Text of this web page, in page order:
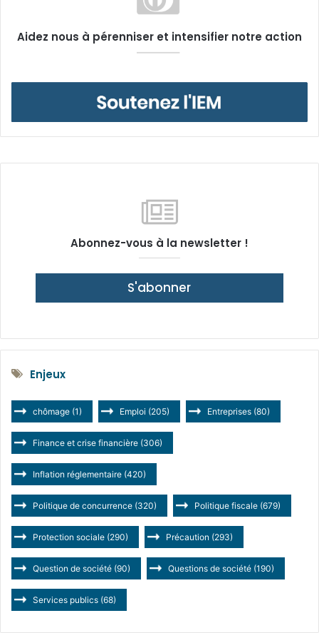
Aidez nous à pérenniser et intensifier notre action
Abonnez-vous à la newsletter !
S'abonner
Enjeux
chômage (1) Emploi (205) Entreprises (80)
Finance et crise financière (306)
Inflation réglementaire (420)
Politique de concurrence (320) Politique fiscale (679)
Protection sociale (290) Précaution (293)
Question de société (90) Questions de société (190)
Services publics (68)